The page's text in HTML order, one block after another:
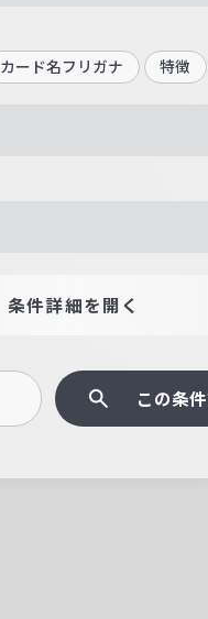
カード名フリガナ 特徴
条件詳細を開く
この条